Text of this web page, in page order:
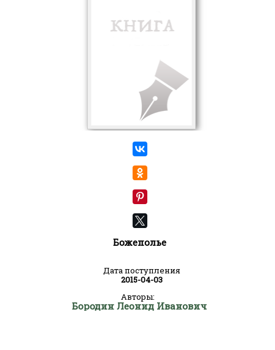
Божеполье
Дата поступления
2015-04-03
Авторы:
Бородин Леонид Иванович